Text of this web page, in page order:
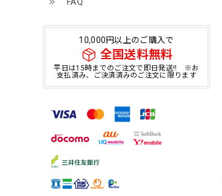
10,000円以上のご購入で
全国送料無料
平日は15時までのご注文で即日発送!! ※お
支払済み、ご決済済みのご注文に限ります